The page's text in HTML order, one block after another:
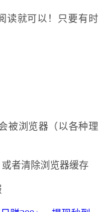
读就可以！只要有时
被浏览器（以各种理
者清除浏览器缓存